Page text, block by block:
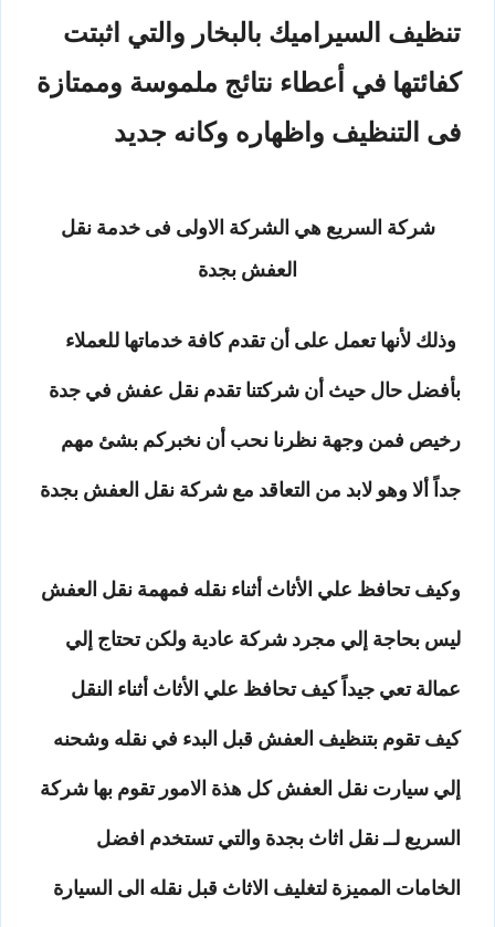
تنظيف السيراميك بالبخار والتي اثبتت
كفائتها في أعطاء نتائج ملموسة وممتازة
فى التنظيف واظهاره وكانه جديد
شركة السريع هي الشركة الاولى فى خدمة نقل
العفش بجدة
وذلك لأنها تعمل على أن تقدم كافة خدماتها للعملاء
بأفضل حال حيث أن شركتنا تقدم نقل عفش في جدة
رخيص فمن وجهة نظرنا نحب أن نخبركم بشئ مهم
جداً ألا وهو لابد من التعاقد مع شركة نقل العفش بجدة
وكيف تحافظ علي الأثاث أثناء نقله فمهمة نقل العفش
ليس بحاجة إلي مجرد شركة عادية ولكن تحتاج إلي
عمالة تعي جيداً كيف تحافظ علي الأثاث أثناء النقل
كيف تقوم بتنظيف العفش قبل البدء في نقله وشحنه
إلي سيارت نقل العفش كل هذة الامور تقوم بها شركة
السريع لــ نقل اثاث بجدة والتي تستخدم افضل
الخامات المميزة لتغليف الاثاث قبل نقله الى السيارة